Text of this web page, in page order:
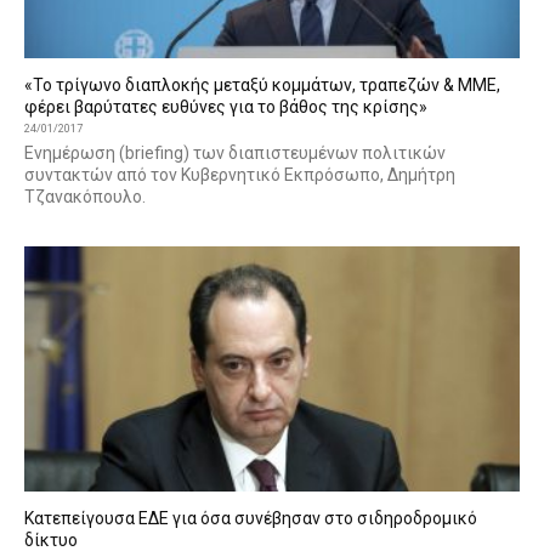
«Το τρίγωνο διαπλοκής μεταξύ κομμάτων, τραπεζών & ΜΜΕ,
φέρει βαρύτατες ευθύνες για το βάθος της κρίσης»
24/01/2017
Ενημέρωση (briefing) των διαπιστευμένων πολιτικών
συντακτών από τον Κυβερνητικό Εκπρόσωπο, Δημήτρη
Τζανακόπουλο.
Κατεπείγουσα ΕΔΕ για όσα συνέβησαν στο σιδηροδρομικό
δίκτυο